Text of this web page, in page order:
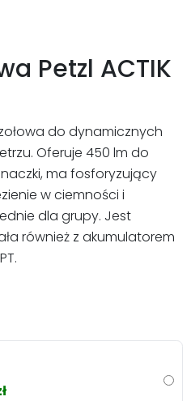
Petzl ACTIK
do dynamicznych
Oferuje 450 lm do
ma fosforyzujący
w ciemności i
dla grupy. Jest
również z akumulatorem